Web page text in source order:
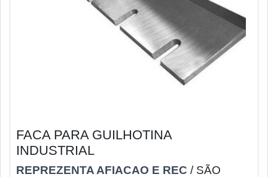
FACA PARA GUILHOTINA
INDUSTRIAL
REPREZENTA AFIACAO E REC / SÃO